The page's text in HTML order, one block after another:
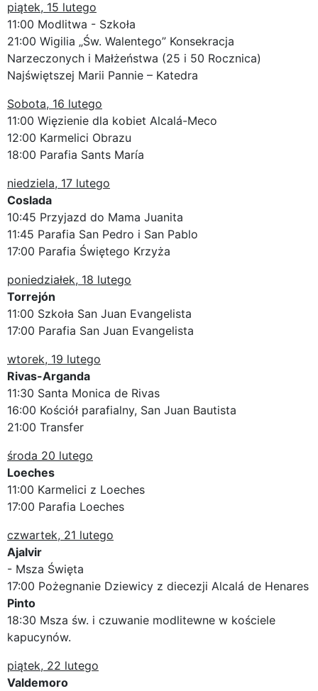
piątek, 15 lutego
11:00 Modlitwa - Szkoła
21:00 Wigilia „Św. Walentego” Konsekracja
Narzeczonych i Małżeństwa (25 i 50 Rocznica)
Najświętszej Marii Pannie – Katedra
Sobota, 16 lutego
11:00 Więzienie dla kobiet Alcalá-Meco
12:00 Karmelici Obrazu
18:00 Parafia Sants María
niedziela, 17 lutego
Coslada
10:45 Przyjazd do Mama Juanita
11:45 Parafia San Pedro i San Pablo
17:00 Parafia Świętego Krzyża
poniedziałek, 18 lutego
Torrejón
11:00 Szkoła San Juan Evangelista
17:00 Parafia San Juan Evangelista
wtorek, 19 lutego
Rivas-Arganda
11:30 Santa Monica de Rivas
16:00 Kościół parafialny, San Juan Bautista
21:00 Transfer
środa 20 lutego
Loeches
11:00 Karmelici z Loeches
17:00 Parafia Loeches
czwartek, 21 lutego
Ajalvir
- Msza Święta
17:00 Pożegnanie Dziewicy z diecezji Alcalá de Henares
Pinto
18:30 Msza św. i czuwanie modlitewne w kościele
kapucynów.
piątek, 22 lutego
Valdemoro